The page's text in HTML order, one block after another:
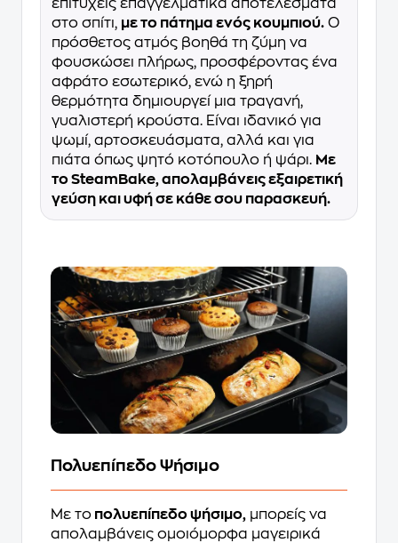
επιτύχεις επαγγελματικά αποτελέσματα
στο σπίτι, με το πάτημα ενός κουμπιού. Ο
πρόσθετος ατμός βοηθά τη ζύμη να
φουσκώσει πλήρως, προσφέροντας ένα
αφράτο εσωτερικό, ενώ η ξηρή
θερμότητα δημιουργεί μια τραγανή,
γυαλιστερή κρούστα. Είναι ιδανικό για
ψωμί, αρτοσκευάσματα, αλλά και για
πιάτα όπως ψητό κοτόπουλο ή ψάρι. Με
το SteamBake, απολαμβάνεις εξαιρετική
γεύση και υφή σε κάθε σου παρασκευή.
Πολυεπίπεδο Ψήσιμο
Με το πολυεπίπεδο ψήσιμο, μπορείς να
απολαμβάνεις ομοιόμορφα μαγειρικά